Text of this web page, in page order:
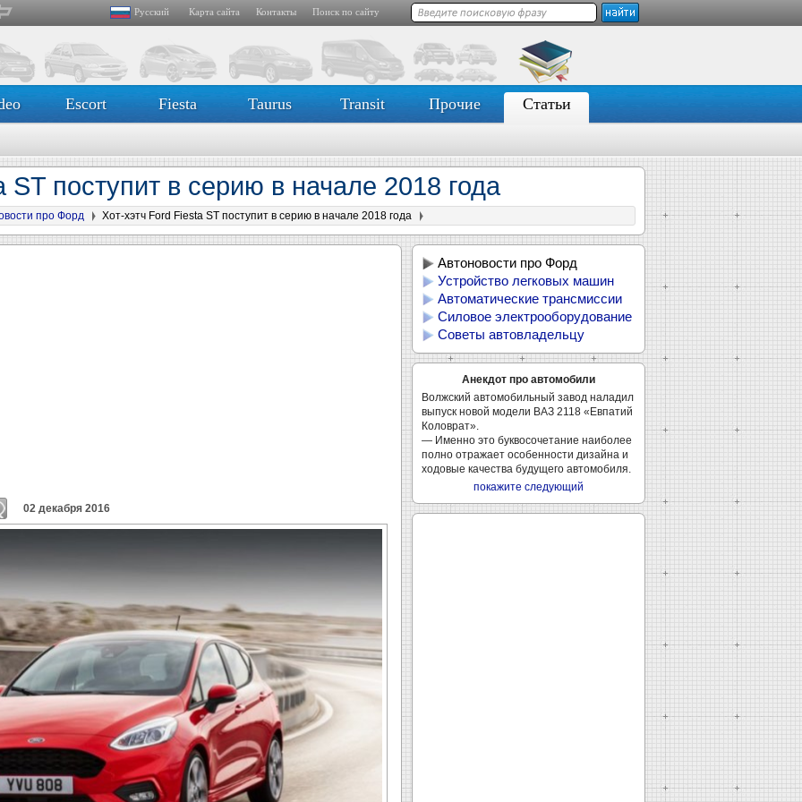
Русский Карта сайта Контакты Поиск по сайту
Escort Fiesta Taurus Transit Прочие Статьи
ST поступит в серию в начале 2018 года
про Форд Хот-хэтч Ford Fiesta ST поступит в серию в начале 2018 года
02 декабря 2016
Автоновости про Форд
Устройство легковых машин
Автоматические трансмиссии
Силовое электрооборудование
Советы автовладельцу
Анекдот про автомобили
Волжский автомобильный завод наладил
выпуск новой модели ВАЗ 2118 «Евпатий
Коловрат».
— Именно это буквосочетание наиболее
полно отражает особенности дизайна и
ходовые качества будущего автомобиля.
покажите следующий